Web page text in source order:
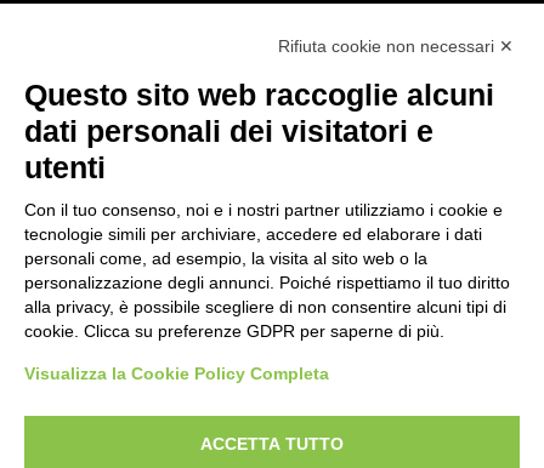
Rifiuta cookie non necessari ✕
Questo sito web raccoglie alcuni
dati personali dei visitatori e
utenti
Con il tuo consenso, noi e i nostri partner utilizziamo i cookie e
tecnologie simili per archiviare, accedere ed elaborare i dati
personali come, ad esempio, la visita al sito web o la
personalizzazione degli annunci. Poiché rispettiamo il tuo diritto
alla privacy, è possibile scegliere di non consentire alcuni tipi di
cookie. Clicca su preferenze GDPR per saperne di più.
Visualizza la Cookie Policy Completa
ACCETTA TUTTO